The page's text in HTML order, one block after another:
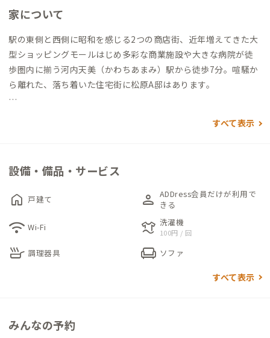
家について
駅の東側と西側に昭和を感じる2つの商店街、近年増えてきた大
型ショッピングモールはじめ多彩な商業施設や大きな病院が徒
歩圏内に揃う河内天美（かわちあまみ）駅から徒歩7分。喧騒か
ら離れた、落ち着いた住宅街に松原A邸はあります。
機能的なチェアも用意されています。まるっと貸切での利用も可
徒歩10分圏内に多数の飲食店や駅周辺の充実した利便施設が揃
い、昔ながらの温かみと活気が共存するエリア。どこか懐かしい
街並みを少し歩くと、近鉄南大阪線が走る線路があります。タイ
「さくらライナー」を見ることができます。鉄道好きの方にもお
すべて表示
設備・備品・サービス
home 戸建て person ADDress会員だけが利用で
きる
wifi Wi-Fi laundry 洗濯機
100円 / 回
skillet 調理器具 chair ソファ
すべて表示
みんなの予約